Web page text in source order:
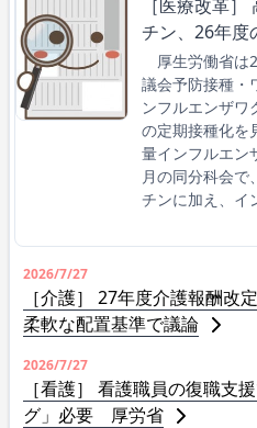
［医療改革
チン、26年度
厚生労働省は
議会予防接種・
ンフルエンザワ
の定期接種化
量インフルエン
月の同分科会で
チンに加え、イ
2026/7/27
［介護］ 27年度介護報酬改
柔軟な配置基準で議論
2026/7/27
［看護］ 看護職員の復職支
グ」必要 厚労省